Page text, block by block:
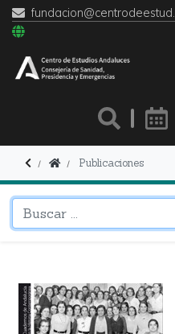
Publicaciones